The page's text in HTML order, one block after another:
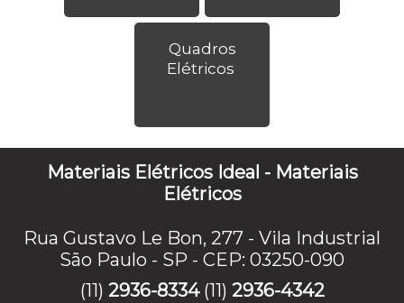
Quadros
Elétricos
Materiais Elétricos Ideal - Materiais
Elétricos
Rua Gustavo Le Bon, 277 - Vila Industrial
São Paulo - SP - CEP: 03250-090
(11) 2936-8334 (11) 2936-4342